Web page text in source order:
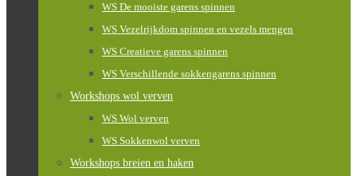
WS De mooiste garens spinnen
WS Vezelrijkdom spinnen en vezels mengen
WS Creatieve garens spinnen
WS Verschillende sokkengarens spinnen
Workshops wol verven
WS Wol verven
WS Sokkenwol verven
Workshops breien en haken